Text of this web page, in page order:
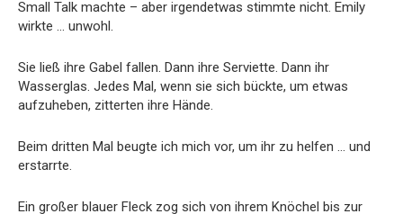
Small Talk machte – aber irgendetwas stimmte nicht. Emily
wirkte … unwohl.
Sie ließ ihre Gabel fallen. Dann ihre Serviette. Dann ihr
Wasserglas. Jedes Mal, wenn sie sich bückte, um etwas
aufzuheben, zitterten ihre Hände.
Beim dritten Mal beugte ich mich vor, um ihr zu helfen … und
erstarrte.
Ein großer blauer Fleck zog sich von ihrem Knöchel bis zur